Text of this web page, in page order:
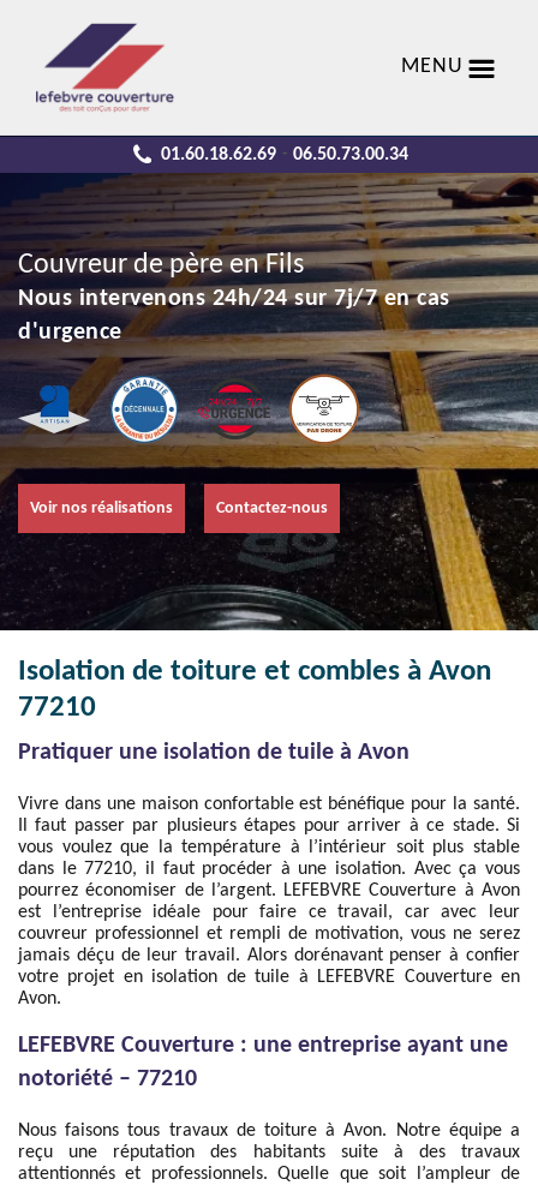
MENU
01.60.18.62.69 - 06.50.73.00.34
Couvreur de père en Fils
Nous intervenons 24h/24 sur 7j/7 en cas
d'urgence
Voir nos réalisations Contactez-nous
Isolation de toiture et combles à Avon
77210
Pratiquer une isolation de tuile à Avon
Vivre dans une maison confortable est bénéfique pour la santé.
Il faut passer par plusieurs étapes pour arriver à ce stade. Si
vous voulez que la température à l’intérieur soit plus stable
dans le 77210, il faut procéder à une isolation. Avec ça vous
pourrez économiser de l’argent. LEFEBVRE Couverture à Avon
est l’entreprise idéale pour faire ce travail, car avec leur
couvreur professionnel et rempli de motivation, vous ne serez
jamais déçu de leur travail. Alors dorénavant penser à confier
votre projet en isolation de tuile à LEFEBVRE Couverture en
Avon.
LEFEBVRE Couverture : une entreprise ayant une
notoriété – 77210
Nous faisons tous travaux de toiture à Avon. Notre équipe a
reçu une réputation des habitants suite à des travaux
attentionnés et professionnels. Quelle que soit l’ampleur de